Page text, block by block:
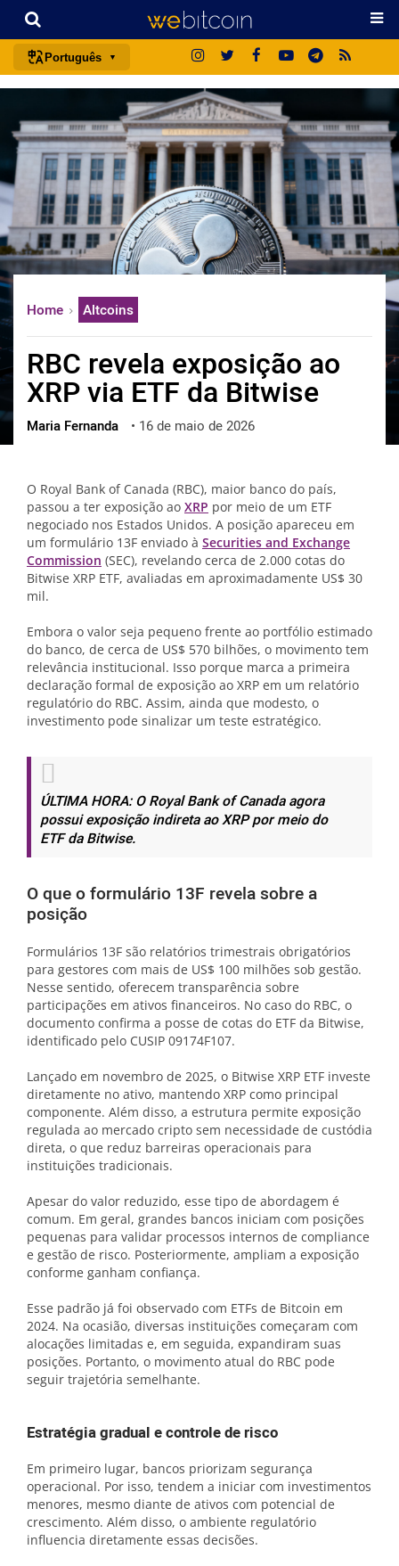
Português
english
español
français
italiano
deutsch
日本語
русский
العربية
ไทย
ქართული
Home Altcoins
RBC revela exposição ao
XRP via ETF da Bitwise
Maria Fernanda • 16 de maio de 2026
O Royal Bank of Canada (RBC), maior banco do país,
passou a ter exposição ao XRP por meio de um ETF
negociado nos Estados Unidos. A posição apareceu em
um formulário 13F enviado à Securities and Exchange
Commission (SEC), revelando cerca de 2.000 cotas do
Bitwise XRP ETF, avaliadas em aproximadamente US$ 30
mil.
Embora o valor seja pequeno frente ao portfólio estimado
do banco, de cerca de US$ 570 bilhões, o movimento tem
relevância institucional. Isso porque marca a primeira
declaração formal de exposição ao XRP em um relatório
regulatório do RBC. Assim, ainda que modesto, o
investimento pode sinalizar um teste estratégico.
ÚLTIMA HORA: O Royal Bank of Canada agora
possui exposição indireta ao XRP por meio do
ETF da Bitwise.
O que o formulário 13F revela sobre a
posição
Formulários 13F são relatórios trimestrais obrigatórios
para gestores com mais de US$ 100 milhões sob gestão.
Nesse sentido, oferecem transparência sobre
participações em ativos financeiros. No caso do RBC, o
documento confirma a posse de cotas do ETF da Bitwise,
identificado pelo CUSIP 09174F107.
Lançado em novembro de 2025, o Bitwise XRP ETF investe
diretamente no ativo, mantendo XRP como principal
componente. Além disso, a estrutura permite exposição
regulada ao mercado cripto sem necessidade de custódia
direta, o que reduz barreiras operacionais para
instituições tradicionais.
Apesar do valor reduzido, esse tipo de abordagem é
comum. Em geral, grandes bancos iniciam com posições
pequenas para validar processos internos de compliance
e gestão de risco. Posteriormente, ampliam a exposição
conforme ganham confiança.
Esse padrão já foi observado com ETFs de Bitcoin em
2024. Na ocasião, diversas instituições começaram com
alocações limitadas e, em seguida, expandiram suas
posições. Portanto, o movimento atual do RBC pode
seguir trajetória semelhante.
Estratégia gradual e controle de risco
Em primeiro lugar, bancos priorizam segurança
operacional. Por isso, tendem a iniciar com investimentos
menores, mesmo diante de ativos com potencial de
crescimento. Além disso, o ambiente regulatório
influencia diretamente essas decisões.